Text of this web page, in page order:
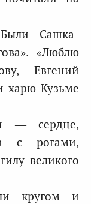
Сашка-
«Люблю
Евгений
харю Кузьме
— сердце,
с рогами,
великого
кругом и